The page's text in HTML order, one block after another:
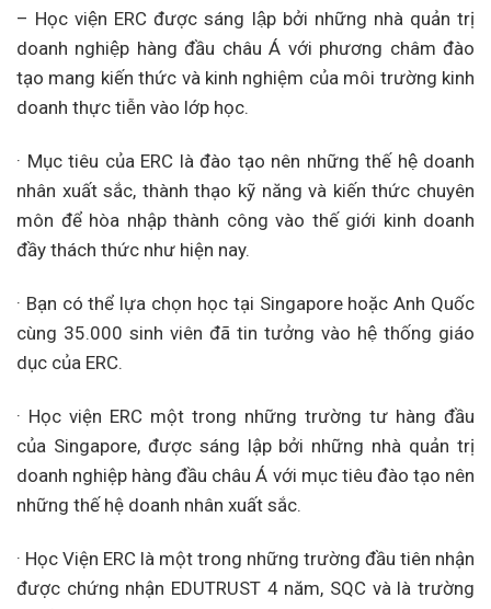
– Học viện ERC được sáng lập bởi những nhà quản trị
doanh nghiệp hàng đầu châu Á với phương châm đào
tạo mang kiến thức và kinh nghiệm của môi trường kinh
doanh thực tiễn vào lớp học.
· Mục tiêu của ERC là đào tạo nên những thế hệ doanh
nhân xuất sắc, thành thạo kỹ năng và kiến thức chuyên
môn để hòa nhập thành công vào thế giới kinh doanh
đầy thách thức như hiện nay.
· Bạn có thể lựa chọn học tại Singapore hoặc Anh Quốc
cùng 35.000 sinh viên đã tin tưởng vào hệ thống giáo
dục của ERC.
· Học viện ERC một trong những trường tư hàng đầu
của Singapore, được sáng lập bởi những nhà quản trị
doanh nghiệp hàng đầu châu Á với mục tiêu đào tạo nên
những thế hệ doanh nhân xuất sắc.
· Học Viện ERC là một trong những trường đầu tiên nhận
được chứng nhận EDUTRUST 4 năm, SQC và là trường